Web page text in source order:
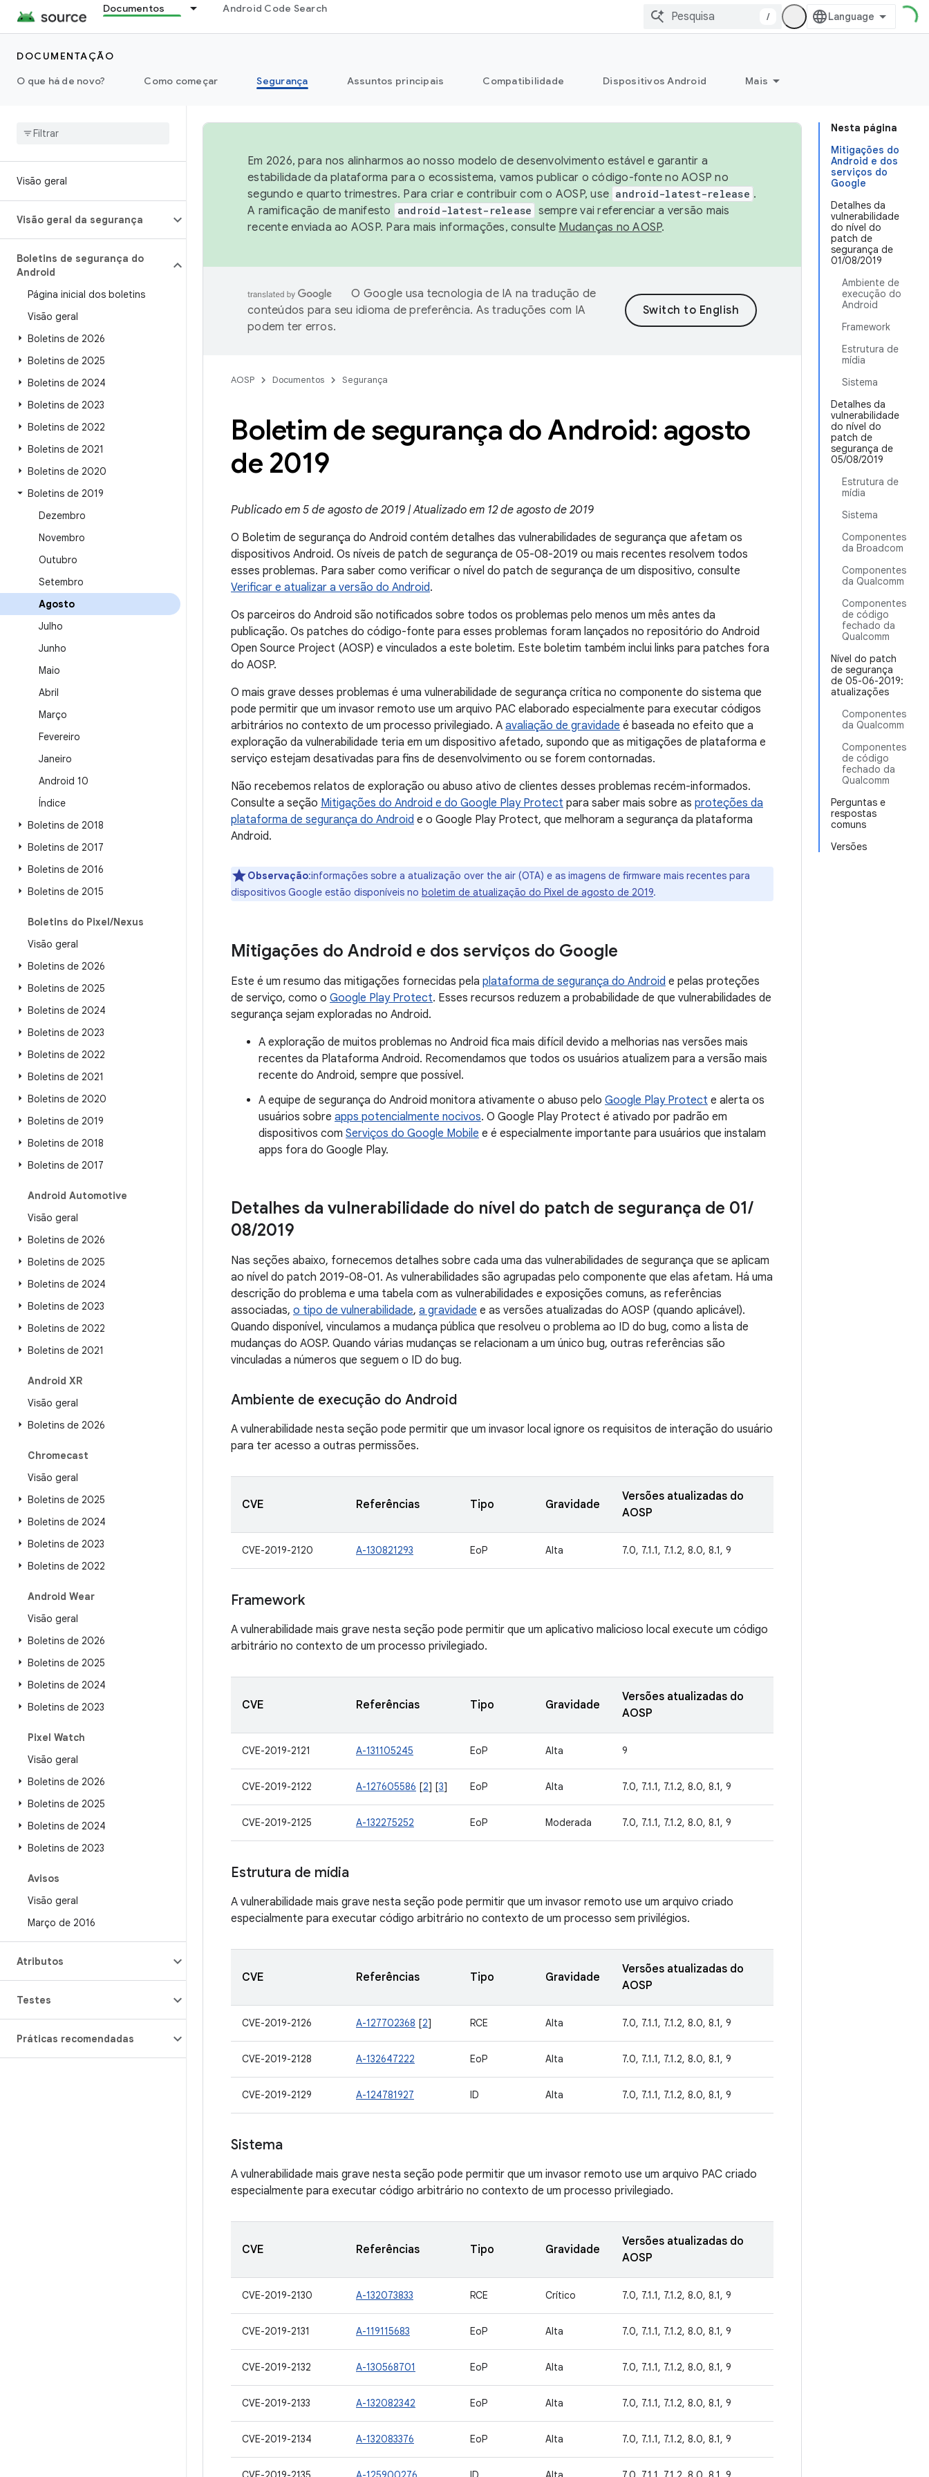
Documentos Android Code Search
/
DOCUMENTAÇÃO
O que há de novo?
Como começar Segurança Assuntos principais Compatibilidade Dispositivos Android Mais
Visão geral
Visão geral da segurança
Boletins de segurança do
Android
Página inicial dos boletins
Visão geral
Boletins de 2026
Boletins de 2025
Boletins de 2024
Boletins de 2023
Boletins de 2022
Boletins de 2021
Boletins de 2020
Boletins de 2019
Dezembro
Novembro
Outubro
Setembro
Agosto
Julho
Junho
Maio
Abril
Março
Fevereiro
Janeiro
Android 10
Índice
Boletins de 2018
Boletins de 2017
Boletins de 2016
Boletins de 2015
Boletins do Pixel/Nexus
Visão geral
Boletins de 2026
Boletins de 2025
Boletins de 2024
Boletins de 2023
Boletins de 2022
Boletins de 2021
Boletins de 2020
Boletins de 2019
Boletins de 2018
Boletins de 2017
Android Automotive
Visão geral
Boletins de 2026
Boletins de 2025
Boletins de 2024
Boletins de 2023
Boletins de 2022
Boletins de 2021
Android XR
Visão geral
Boletins de 2026
Chromecast
Visão geral
Boletins de 2025
Boletins de 2024
Boletins de 2023
Boletins de 2022
Android Wear
Visão geral
Boletins de 2026
Boletins de 2025
Boletins de 2024
Boletins de 2023
Pixel Watch
Visão geral
Boletins de 2026
Boletins de 2025
Boletins de 2024
Boletins de 2023
Avisos
Visão geral
Março de 2016
Atributos
Testes
Práticas recomendadas
Nesta página
Mitigações do
Android e dos
serviços do
Google
Detalhes da
vulnerabilidade
do nível do
patch de
segurança de
01/08/2019
Ambiente de
execução do
Android
Framework
Estrutura de
mídia
Sistema
Detalhes da
vulnerabilidade
do nível do
patch de
segurança de
05/08/2019
Estrutura de
mídia
Sistema
Componentes
da Broadcom
Componentes
da Qualcomm
Componentes
de código
fechado da
Qualcomm
Nível do patch
de segurança
de 05-06-2019:
atualizações
Componentes
da Qualcomm
Componentes
de código
fechado da
Qualcomm
Perguntas e
respostas
comuns
Versões
Em 2026, para nos alinharmos ao nosso modelo de desenvolvimento estável e garantir a
estabilidade da plataforma para o ecossistema, vamos publicar o código-fonte no AOSP no
segundo e quarto trimestres. Para criar e contribuir com o AOSP, use android-latest-release .
A ramificação de manifesto
android-latest-release sempre vai referenciar a versão mais
recente enviada ao AOSP. Para mais informações, consulte Mudanças no AOSP.
O Google usa tecnologia de IA na tradução de
conteúdos para seu idioma de preferência. As traduções com IA
podem ter erros.
AOSP Documentos Segurança
Boletim de segurança do Android: agosto
de 2019
Publicado em 5 de agosto de 2019 | Atualizado em 12 de agosto de 2019
O Boletim de segurança do Android contém detalhes das vulnerabilidades de segurança que afetam os
dispositivos Android. Os níveis de patch de segurança de 05-08-2019 ou mais recentes resolvem todos
esses problemas. Para saber como verificar o nível do patch de segurança de um dispositivo, consulte
Verificar e atualizar a versão do Android.
Os parceiros do Android são notificados sobre todos os problemas pelo menos um mês antes da
publicação. Os patches do código-fonte para esses problemas foram lançados no repositório do Android
Open Source Project (AOSP) e vinculados a este boletim. Este boletim também inclui links para patches fora
do AOSP.
O mais grave desses problemas é uma vulnerabilidade de segurança crítica no componente do sistema que
pode permitir que um invasor remoto use um arquivo PAC elaborado especialmente para executar códigos
arbitrários no contexto de um processo privilegiado. A avaliação de gravidade é baseada no efeito que a
exploração da vulnerabilidade teria em um dispositivo afetado, supondo que as mitigações de plataforma e
serviço estejam desativadas para fins de desenvolvimento ou se forem contornadas.
Não recebemos relatos de exploração ou abuso ativo de clientes desses problemas recém-informados.
Consulte a seção Mitigações do Android e do Google Play Protect para saber mais sobre as proteções da
plataforma de segurança do Android e o Google Play Protect, que melhoram a segurança da plataforma
Android.
Observação:informações sobre a atualização over the air (OTA) e as imagens de firmware mais recentes para
dispositivos Google estão disponíveis no boletim de atualização do Pixel de agosto de 2019.
Mitigações do Android e dos serviços do Google
Este é um resumo das mitigações fornecidas pela plataforma de segurança do Android e pelas proteções
de serviço, como o Google Play Protect. Esses recursos reduzem a probabilidade de que vulnerabilidades de
segurança sejam exploradas no Android.
A exploração de muitos problemas no Android fica mais difícil devido a melhorias nas versões mais
recentes da Plataforma Android. Recomendamos que todos os usuários atualizem para a versão mais
recente do Android, sempre que possível.
A equipe de segurança do Android monitora ativamente o abuso pelo Google Play Protect e alerta os
usuários sobre apps potencialmente nocivos. O Google Play Protect é ativado por padrão em
dispositivos com Serviços do Google Mobile e é especialmente importante para usuários que instalam
apps fora do Google Play.
Detalhes da vulnerabilidade do nível do patch de segurança de 01/
08/2019
Nas seções abaixo, fornecemos detalhes sobre cada uma das vulnerabilidades de segurança que se aplicam
ao nível do patch 2019-08-01. As vulnerabilidades são agrupadas pelo componente que elas afetam. Há uma
descrição do problema e uma tabela com as vulnerabilidades e exposições comuns, as referências
associadas, o tipo de vulnerabilidade, a gravidade e as versões atualizadas do AOSP (quando aplicável).
Quando disponível, vinculamos a mudança pública que resolveu o problema ao ID do bug, como a lista de
mudanças do AOSP. Quando várias mudanças se relacionam a um único bug, outras referências são
vinculadas a números que seguem o ID do bug.
Ambiente de execução do Android
A vulnerabilidade nesta seção pode permitir que um invasor local ignore os requisitos de interação do usuário
para ter acesso a outras permissões.
CVE Referências Tipo Gravidade
Versões atualizadas do
AOSP
CVE-2019-2120 A-130821293 EoP Alta 7.0, 7.1.1, 7.1.2, 8.0, 8.1, 9
Framework
A vulnerabilidade mais grave nesta seção pode permitir que um aplicativo malicioso local execute um código
arbitrário no contexto de um processo privilegiado.
CVE Referências Tipo Gravidade
Versões atualizadas do
AOSP
CVE-2019-2121 A-131105245 EoP Alta 9
CVE-2019-2122 A-127605586 [2] [3] EoP Alta 7.0, 7.1.1, 7.1.2, 8.0, 8.1, 9
CVE-2019-2125 A-132275252 EoP Moderada 7.0, 7.1.1, 7.1.2, 8.0, 8.1, 9
Estrutura de mídia
A vulnerabilidade mais grave nesta seção pode permitir que um invasor remoto use um arquivo criado
especialmente para executar código arbitrário no contexto de um processo sem privilégios.
CVE Referências Tipo Gravidade
Versões atualizadas do
AOSP
CVE-2019-2126 A-127702368 [2] RCE Alta 7.0, 7.1.1, 7.1.2, 8.0, 8.1, 9
CVE-2019-2128 A-132647222 EoP Alta 7.0, 7.1.1, 7.1.2, 8.0, 8.1, 9
CVE-2019-2129 A-124781927 ID Alta 7.0, 7.1.1, 7.1.2, 8.0, 8.1, 9
Sistema
A vulnerabilidade mais grave nesta seção pode permitir que um invasor remoto use um arquivo PAC criado
especialmente para executar código arbitrário no contexto de um processo privilegiado.
CVE Referências Tipo Gravidade
Versões atualizadas do
AOSP
CVE-2019-2130 A-132073833 RCE Crítico 7.0, 7.1.1, 7.1.2, 8.0, 8.1, 9
CVE-2019-2131 A-119115683 EoP Alta 7.0, 7.1.1, 7.1.2, 8.0, 8.1, 9
CVE-2019-2132 A-130568701 EoP Alta 7.0, 7.1.1, 7.1.2, 8.0, 8.1, 9
CVE-2019-2133 A-132082342 EoP Alta 7.0, 7.1.1, 7.1.2, 8.0, 8.1, 9
CVE-2019-2134 A-132083376 EoP Alta 7.0, 7.1.1, 7.1.2, 8.0, 8.1, 9